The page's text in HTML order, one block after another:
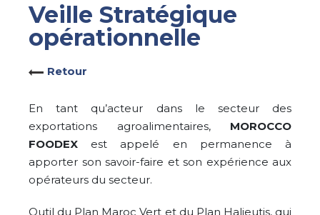
Veille Stratégique
opérationnelle
Retour
En tant qu’acteur dans le secteur des
exportations agroalimentaires, MOROCCO
FOODEX est appelé en permanence à
apporter son savoir-faire et son expérience aux
opérateurs du secteur.
Outil du Plan Maroc Vert et du Plan Halieutis, qui